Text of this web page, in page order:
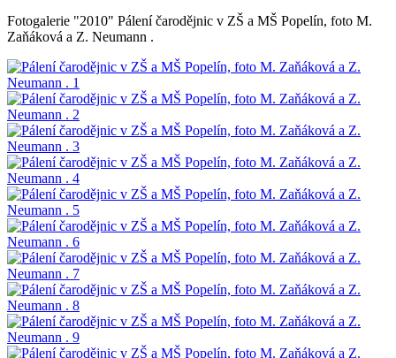
Fotogalerie "2010" Pálení čarodějnic v ZŠ a MŠ Popelín, foto M.
Zaňáková a Z. Neumann .